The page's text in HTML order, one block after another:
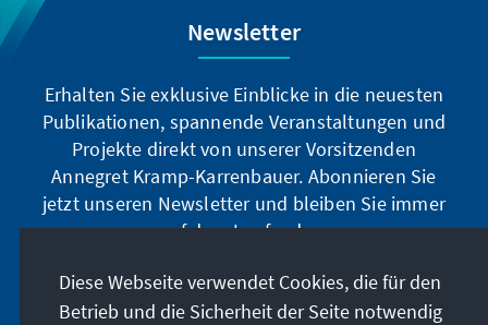
Newsletter
Erhalten Sie exklusive Einblicke in die neuesten
Publikationen, spannende Veranstaltungen und
Projekte direkt von unserer Vorsitzenden
Annegret Kramp-Karrenbauer. Abonnieren Sie
jetzt unseren Newsletter und bleiben Sie immer
auf dem Laufenden.
Jetzt abonnieren
Diese Webseite verwendet Cookies, die für den
Betrieb und die Sicherheit der Seite notwendig